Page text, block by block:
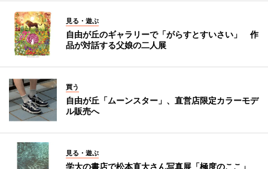
見る・遊ぶ
自由が丘のギャラリーで「がらすとすいさい」 作
品が対話する父娘の二人展
買う
自由が丘「ムーンスター」、直営店限定カラーモデ
ル販売へ
見る・遊ぶ
学大の書店で松本直大さん写真展「極度のここ」